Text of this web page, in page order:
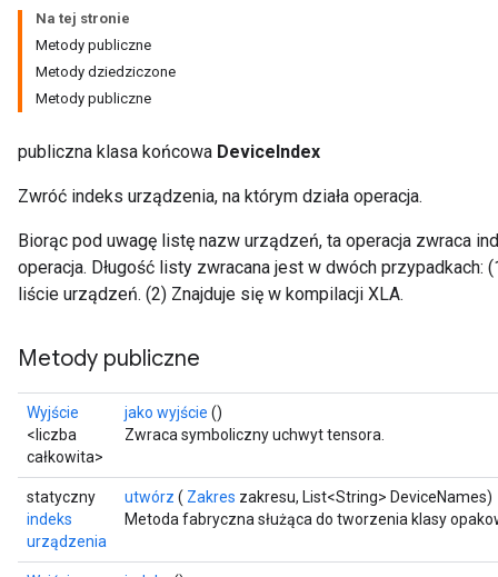
Na tej stronie
Metody publiczne
Metody dziedziczone
Metody publiczne
publiczna klasa końcowa DeviceIndex
Zwróć indeks urządzenia, na którym działa operacja.
Biorąc pod uwagę listę nazw urządzeń, ta operacja zwraca
operacja. Długość listy zwracana jest w dwóch przypadkach:
liście urządzeń. (2) Znajduje się w kompilacji XLA.
Metody publiczne
Wyjście
<liczba
całkowita>
jako wyjście ()
Zwraca symboliczny uchwyt tensora.
statyczny
indeks
urządzenia
utwórz ( Zakres zakresu, List<String> DeviceNames)
Metoda fabryczna służąca do tworzenia klasy